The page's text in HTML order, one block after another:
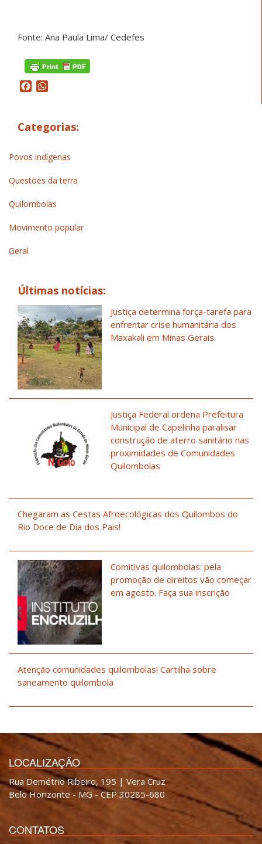
Fonte: Ana Paula Lima/ Cedefes
Facebook
Categorias:
Povos indígenas
Questões da terra
Quilombolas
Movimento popular
Geral
Últimas notícias:
Justiça determina força-tarefa para
enfrentar crise humanitária dos
Maxakali em Minas Gerais
Justiça Federal ordena Prefeitura
Municipal de Capelinha paralisar
construção de aterro sanitário nas
proximidades de Comunidades
Quilombolas
Chegaram as Cestas Afroecológicas dos Quilombos do
Rio Doce de Dia dos Pais!
Comitivas quilombolas: pela
promoção de direitos vão começar
em agosto. Faça sua inscrição
Atenção comunidades quilombolas! Cartilha sobre
saneamento quilombola
LOCALIZAÇÃO
Rua Demétrio Ribeiro, 195 | Vera Cruz
Belo Horizonte - MG - CEP 30285-680
CONTATOS